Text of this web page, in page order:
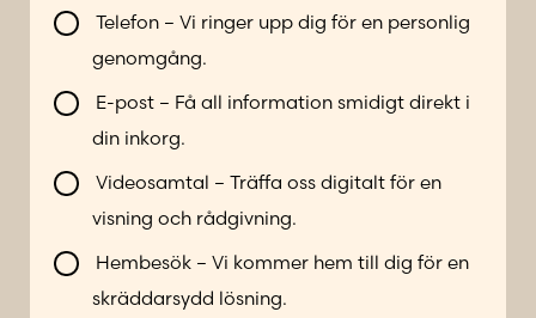
r
s
u
e
V
i
l
b
i
n
Telefon – Vi ringer upp dig för en personlig
genomgång.
E-post – Få all information smidigt direkt i
din inkorg.
Videosamtal – Träffa oss digitalt för en
visning och rådgivning.
Hembesök – Vi kommer hem till dig för en
skräddarsydd lösning.